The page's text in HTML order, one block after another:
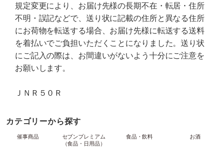
規定変更により、お届け先様の長期不在・転居・住所
不明・誤記などで、送り状に記載の住所と異なる住所
にお荷物を転送する場合、お届け先様に転送する送料
を着払いでご負担いただくことになりました。送り状
にご記入の際は、お間違いがないよう十分にご注意を
お願いします。
ＪＮＲ５０Ｒ
カテゴリーから探す
催事商品
セブンプレミアム
（食品・日用品）
食品・飲料 お酒